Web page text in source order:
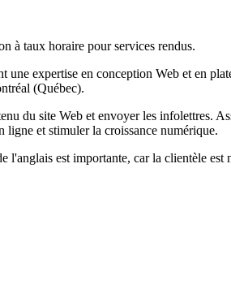
à taux horaire pour services rendus.
une expertise en conception Web et en
(Québec).
du site Web et envoyer les infolettres.
et stimuler la croissance numérique.
l'anglais est importante, car la clientèle est